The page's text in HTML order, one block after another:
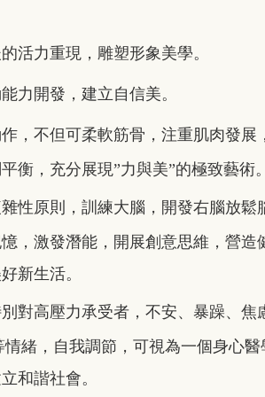
活力重現，雕塑形象美學。
力開發，建立自信美。
，不但可柔軟筋骨，注重肌肉發展，
衡，充分展現”力與美”的極致藝術。
性原則，訓練大腦，開發右腦放鬆
，激發潛能，開展創意思維，營造
新生活。
對高壓力承受者，不安、暴躁、焦
等情緒，自我調節，可視為一個身心醫
和諧社會。